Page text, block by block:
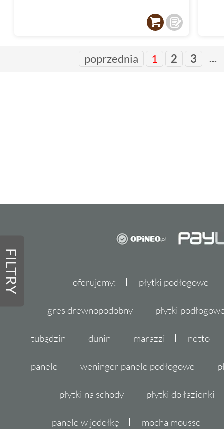
FILTRY
poprzednia 1 2 3 ...
oferujemy: płytki podłogowe
gres drewnopodobny płytki
tubądzin dunin marazzi netto
panele weninger panele podłogowe
płytki na schody płytki do łazienki
panele w jodełkę mocha mousse